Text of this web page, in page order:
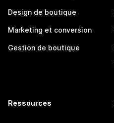
Design de boutique
Marketing et conversion
Gestion de boutique
Ressources